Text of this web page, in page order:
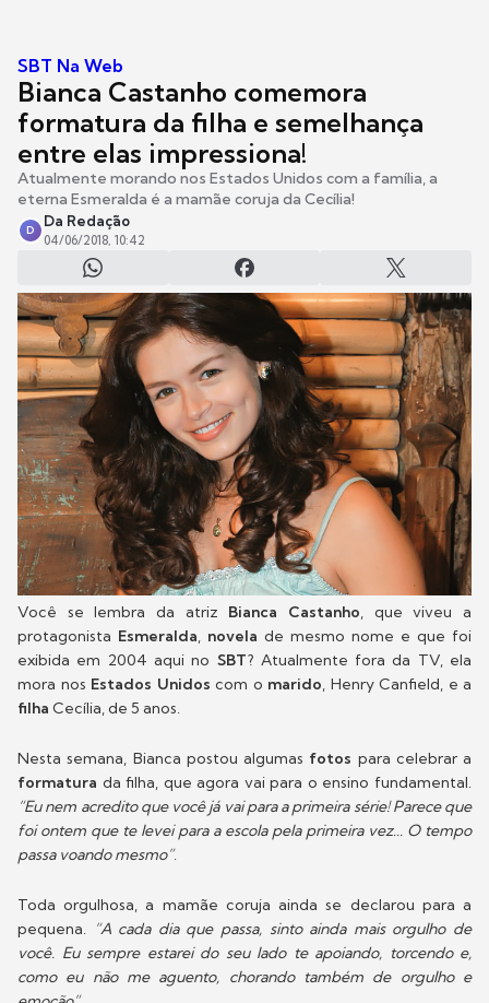
SBT Na Web
Bianca Castanho comemora
formatura da filha e semelhança
entre elas impressiona!
Atualmente morando nos Estados Unidos com a família, a
eterna Esmeralda é a mamãe coruja da Cecília!
D
Da Redação
04/06/2018, 10:42
Você se lembra da atriz Bianca Castanho, que viveu a
protagonista Esmeralda, novela de mesmo nome e que foi
exibida em 2004 aqui no SBT? Atualmente fora da TV, ela
mora nos Estados Unidos com o marido, Henry Canfield, e a
filha Cecília, de 5 anos.
Nesta semana, Bianca postou algumas fotos para celebrar a
formatura da filha, que agora vai para o ensino fundamental.
“Eu nem acredito que você já vai para a primeira série! Parece que
foi ontem que te levei para a escola pela primeira vez... O tempo
passa voando mesmo”.
Toda orgulhosa, a mamãe coruja ainda se declarou para a
pequena. “A cada dia que passa, sinto ainda mais orgulho de
você. Eu sempre estarei do seu lado te apoiando, torcendo e,
como eu não me aguento, chorando também de orgulho e